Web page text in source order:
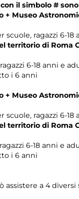
il simbolo #
+ Museo
ragazzi 6-18
territorio di Roma
6-18 anni e
i 6 anni
+ Museo
ragazzi 6-18
territorio di Roma
6-18 anni e
i 6 anni
assistere a 4